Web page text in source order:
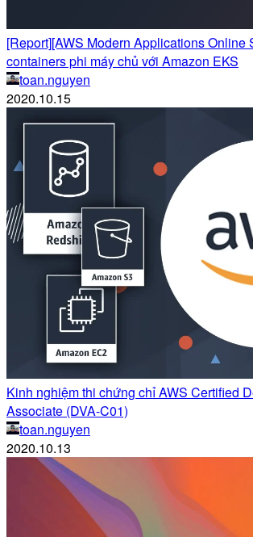
[Report][AWS Modern Applications Online
containers phi máy chủ với Amazon EKS
toan.nguyen
2020.10.15
Kinh nghiệm thi chứng chỉ AWS Certified
Associate (DVA-C01)
toan.nguyen
2020.10.13